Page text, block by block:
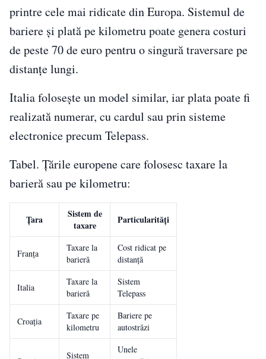
printre cele mai ridicate din Europa. Sistemul de
bariere și plată pe kilometru poate genera costuri
de peste 70 de euro pentru o singură traversare pe
distanțe lungi.
Italia folosește un model similar, iar plata poate fi
realizată numerar, cu cardul sau prin sisteme
electronice precum Telepass.
Tabel. Țările europene care folosesc taxare la
barieră sau pe kilometru:
Țara
Sistem de
taxare
Particularități
Franța
Taxare la
barieră
Cost ridicat pe
distanță
Italia
Taxare la
barieră
Sistem
Telepass
Croația
Taxare pe
kilometru
Bariere pe
autostrăzi
Sistem
Unele